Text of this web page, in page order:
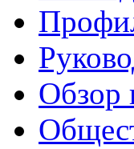
Обзор